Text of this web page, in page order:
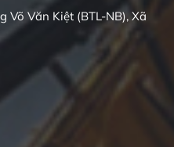
Võ Văn Kiệt (BTL-NB), Xã